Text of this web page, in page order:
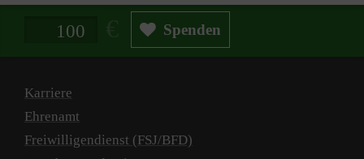
Spendenbetrag in Euro Spenden
Karriere
Ehrenamt
Freiwilligendienst (FSJ/BFD)